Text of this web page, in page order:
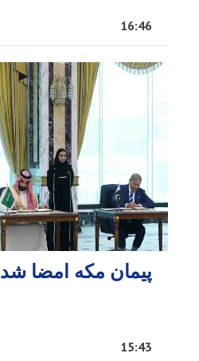
16:46
پیمان مکه امضا شد
15:43